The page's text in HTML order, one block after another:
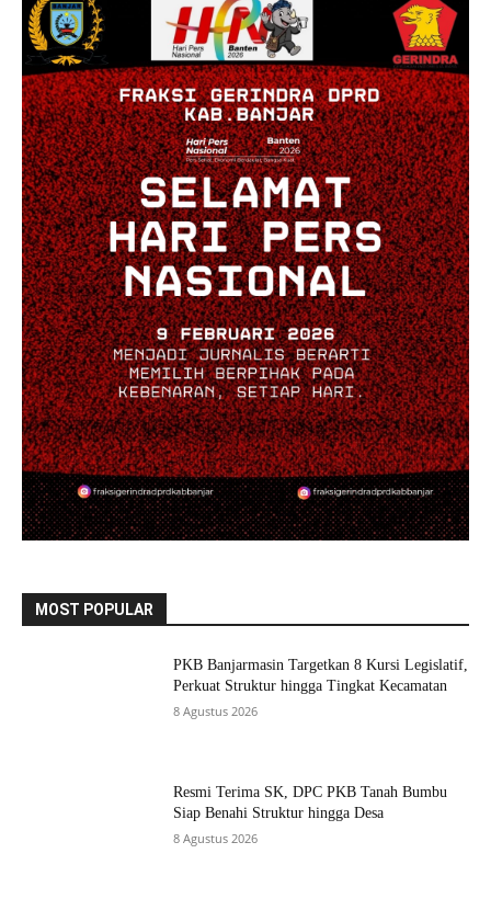
MOST POPULAR
PKB Banjarmasin Targetkan 8 Kursi Legislatif,
Perkuat Struktur hingga Tingkat Kecamatan
8 Agustus 2026
Resmi Terima SK, DPC PKB Tanah Bumbu
Siap Benahi Struktur hingga Desa
8 Agustus 2026